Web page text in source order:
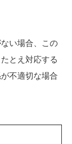
い場合、この
とえ対応する
不適切な場合